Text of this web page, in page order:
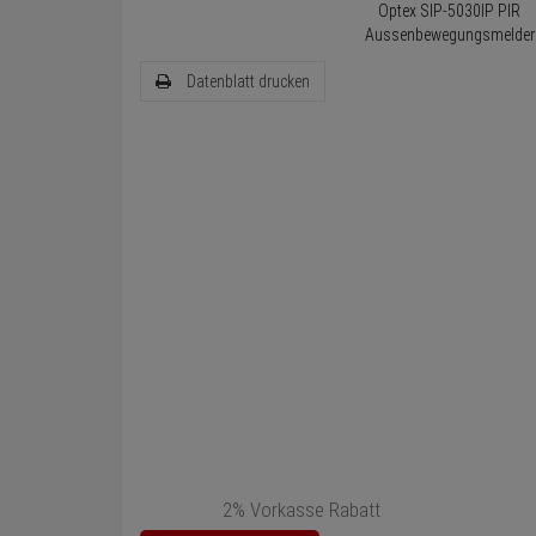
Datenblatt drucken
2% Vorkasse Rabatt